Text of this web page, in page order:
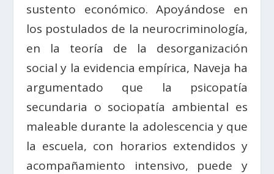
sustento económico. Apoyándose en
los postulados de la neurocriminología,
en la teoría de la desorganización
social y la evidencia empírica, Naveja ha
argumentado que la psicopatía
secundaria o sociopatía ambiental es
maleable durante la adolescencia y que
la escuela, con horarios extendidos y
acompañamiento intensivo, puede y